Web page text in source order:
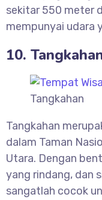
sekitar 550 meter
mempunyai udara
10.
Tangkahan
Tangkahan
dalam Taman
Utara. Dengan
yang rindang, dan
sangatlah cocok